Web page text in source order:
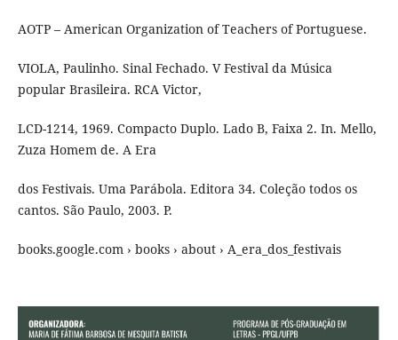
AOTP – American Organization of Teachers of Portuguese.
VIOLA, Paulinho. Sinal Fechado. V Festival da Música
popular Brasileira. RCA Victor,
LCD-1214, 1969. Compacto Duplo. Lado B, Faixa 2. In. Mello,
Zuza Homem de. A Era
dos Festivais. Uma Parábola. Editora 34. Coleção todos os
cantos. São Paulo, 2003. P.
books.google.com › books › about › A_era_dos_festivais